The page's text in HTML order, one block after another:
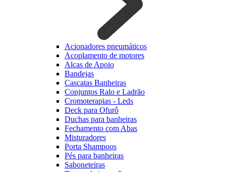
Acionadores pneumáticos
Acoplamento de motores
Alças de Apoio
Bandejas
Cascatas Banheiras
Conjuntos Ralo e Ladrão
Cromoterapias - Leds
Deck para Ofurô
Duchas para banheiras
Fechamento com Abas
Misturadores
Porta Shampoos
Pés para banheiras
Saboneteiras